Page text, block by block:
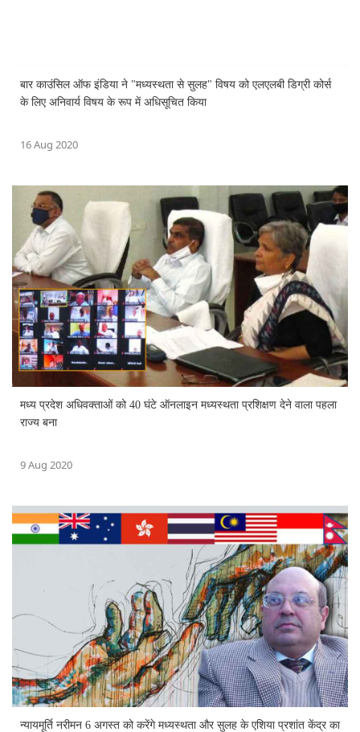
बार काउंसिल ऑफ इंडिया ने "मध्यस्थता से सुलह" विषय को एलएलबी डिग्री कोर्स
के लिए अनिवार्य विषय के रूप में अधिसूचित किया
16 Aug 2020
मध्य प्रदेश अधिवक्ताओं को 40 घंटे ऑनलाइन मध्यस्थता प्रशिक्षण देने वाला पहला
राज्य बना
9 Aug 2020
न्यायमूर्ति नरीमन 6 अगस्त को करेंगे मध्यस्थता और सुलह के एशिया प्रशांत केंद्र का